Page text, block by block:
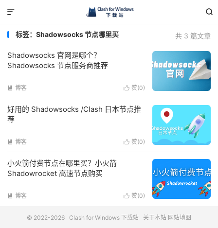


共 3 篇文章
标签：Shadowsocks 节点哪里买
Shadowsocks 官网是哪个？
Shadowsocks 节点服务商推荐
 赞(0)
 博客
好用的 Shadowsocks /Clash 日本节点推
荐
 赞(0)
 博客
小火箭付费节点在哪里买？小火箭
Shadowrocket 高速节点购买
 赞(0)
 博客
© 2022-2026 Clash for Windows 下载站 关于本站 网站地图